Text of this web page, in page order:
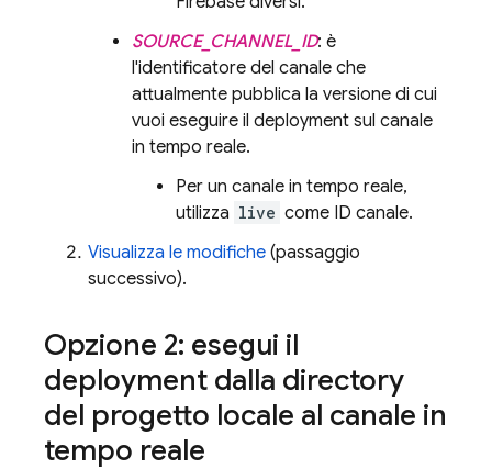
SOURCE_CHANNEL_ID: è
l'identificatore del canale che
attualmente pubblica la versione di cui
vuoi eseguire il deployment sul canale
in tempo reale.
Per un canale in tempo reale,
utilizza live come ID canale.
Visualizza le modifiche (passaggio
successivo).
Opzione 2: esegui il
deployment dalla directory
del progetto locale al canale in
tempo reale